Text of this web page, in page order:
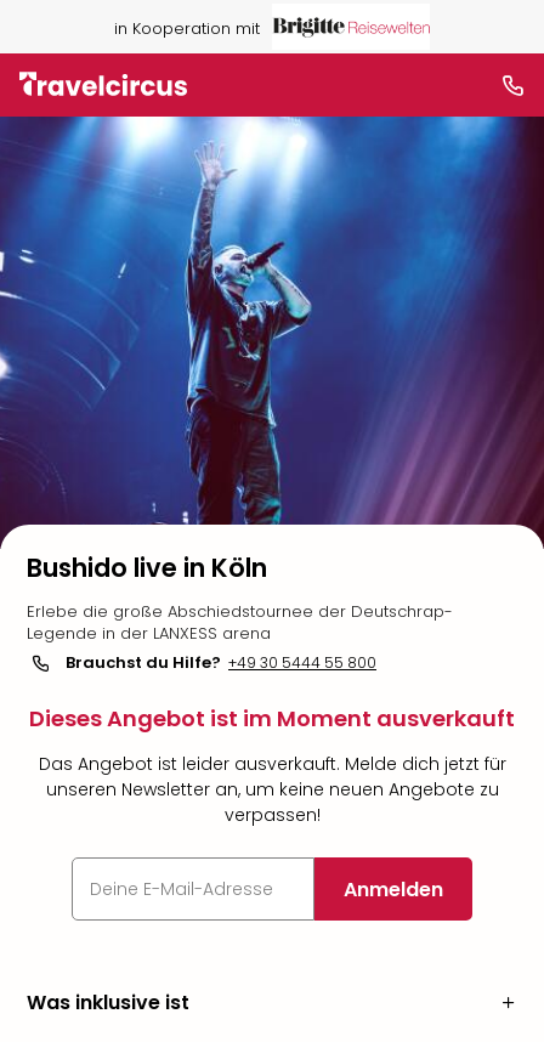
in Kooperation mit
Bushido live in Köln
Erlebe die große Abschiedstournee der Deutschrap-
Legende in der LANXESS arena
Brauchst du Hilfe? +49 30 5444 55 800
Dieses Angebot ist im Moment ausverkauft
Das Angebot ist leider ausverkauft. Melde dich jetzt für
unseren Newsletter an, um keine neuen Angebote zu
verpassen!
Anmelden
Was inklusive ist